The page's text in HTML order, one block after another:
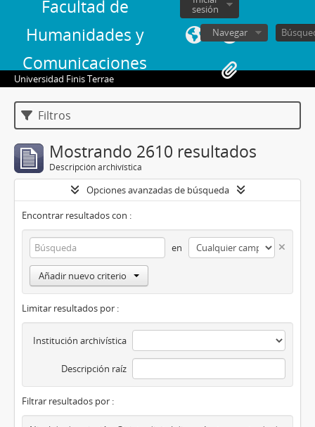
Facultad de
Humanidades y
Comunicaciones
sesión
Navegar
Universidad Finis Terrae
Filtros
Mostrando 2610 resultados
Descripción archivística
Opciones avanzadas de búsqueda
Encontrar resultados con :
en
Añadir nuevo criterio
Limitar resultados por :
Institución archivística
Descripción raíz
Filtrar resultados por :